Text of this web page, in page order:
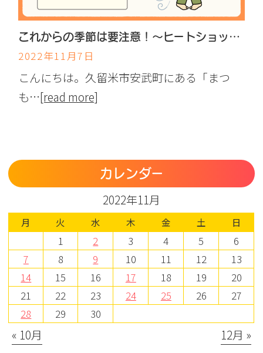
これからの季節は要注意！〜ヒートショックについて〜
2022年11月7日
こんにちは。久留米市安武町にある「まつ
も…[read more]
カレンダー
2022年11月
月 火 水 木 金 土 日
1 2 3 4 5
6
7
8 9 10 11 12
13
14
15 16 17 18 19
20
21
22 23 24 25 26
27
28
29 30
« 10月 12月 »